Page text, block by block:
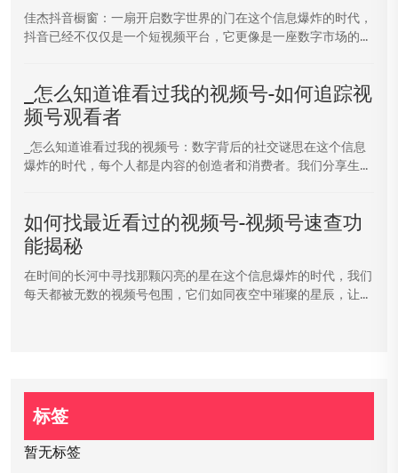
佳杰抖音橱窗：一扇开启数字世界的门在这个信息爆炸的时代，
抖音已经不仅仅是一个短视频平台，它更像是一座数字市场的...
_怎么知道谁看过我的视频号-如何追踪视
频号观看者
_怎么知道谁看过我的视频号：数字背后的社交谜思在这个信息
爆炸的时代，每个人都是内容的创造者和消费者。我们分享生...
如何找最近看过的视频号-视频号速查功
能揭秘
在时间的长河中寻找那颗闪亮的星在这个信息爆炸的时代，我们
每天都被无数的视频号包围，它们如同夜空中璀璨的星辰，让...
标签
暂无标签